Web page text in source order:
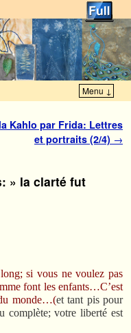
Menu ↓
Kahlo par Frida: Lettres
et portraits (2/4) →
» la clarté fut
si vous ne voulez pas
font les enfants…C’est
monde…(et tant pis pour
complète; votre liberté est